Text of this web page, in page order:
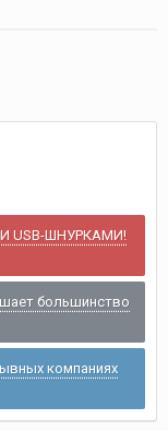
USB-ШНУРКАМИ!
большинство
компаниях